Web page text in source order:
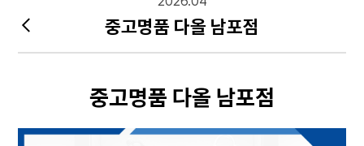
중고명품 다올 남포점
중고명품 다올 남포점